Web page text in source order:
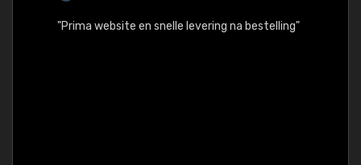
"Prima website en snelle levering na bestelling"